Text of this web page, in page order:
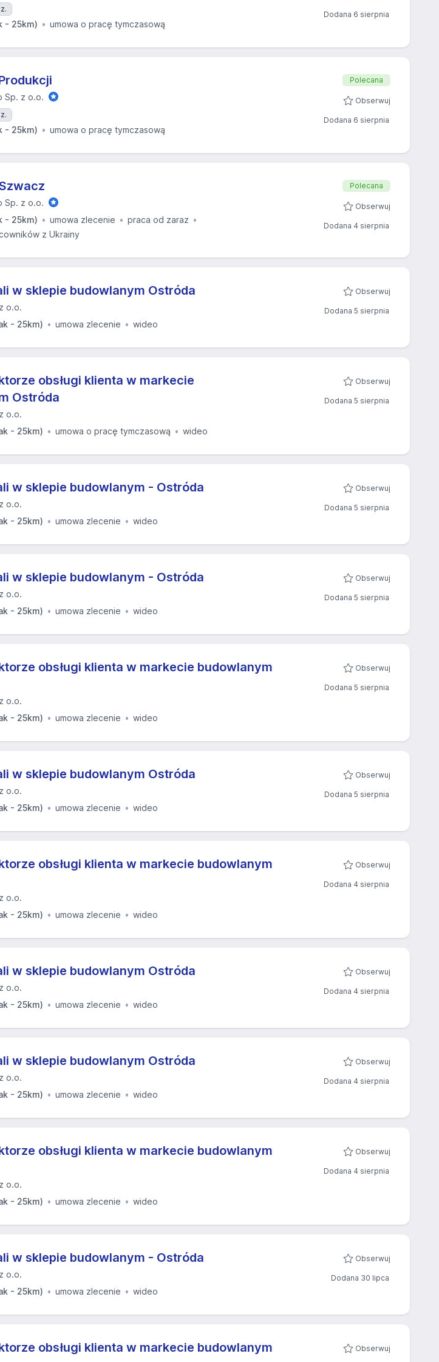
- 25km) umowa o pracę tymczasową
Dodana 6 sierpnia
Sp. z o.o.
- 25km) umowa o pracę tymczasową
Polecana
Obserwuj
Dodana 6 sierpnia
Sp. z o.o.
- 25km)
umowa zlecenie
praca od zaraz
z Ukrainy
Polecana
Obserwuj
Dodana 4 sierpnia
w sklepie budowlanym Ostróda
o.o.
- 25km)
umowa zlecenie wideo
Obserwuj
Dodana 5 sierpnia
obsługi klienta w markecie
Ostróda
o.o.
- 25km)
umowa o pracę tymczasową wideo
Obserwuj
Dodana 5 sierpnia
w sklepie budowlanym - Ostróda
o.o.
- 25km)
umowa zlecenie wideo
Obserwuj
Dodana 5 sierpnia
w sklepie budowlanym - Ostróda
o.o.
- 25km)
umowa zlecenie wideo
Obserwuj
Dodana 5 sierpnia
obsługi klienta w markecie budowlanym
o.o.
- 25km)
umowa zlecenie wideo
Obserwuj
Dodana 5 sierpnia
w sklepie budowlanym Ostróda
o.o.
- 25km)
umowa zlecenie wideo
Obserwuj
Dodana 5 sierpnia
obsługi klienta w markecie budowlanym
o.o.
- 25km)
umowa zlecenie wideo
Obserwuj
Dodana 4 sierpnia
w sklepie budowlanym Ostróda
o.o.
- 25km)
umowa zlecenie wideo
Obserwuj
Dodana 4 sierpnia
w sklepie budowlanym Ostróda
o.o.
- 25km)
umowa zlecenie wideo
Obserwuj
Dodana 4 sierpnia
obsługi klienta w markecie budowlanym
o.o.
- 25km)
umowa zlecenie wideo
Obserwuj
Dodana 4 sierpnia
w sklepie budowlanym - Ostróda
o.o.
- 25km)
umowa zlecenie wideo
Obserwuj
Dodana 30 lipca
obsługi klienta w markecie budowlanym
Obserwuj